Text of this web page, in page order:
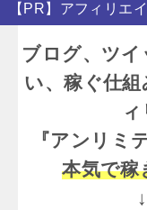
【PR】アフィリエ
ブログ、ツ
い、稼ぐ仕
『アンリミ
本気で稼